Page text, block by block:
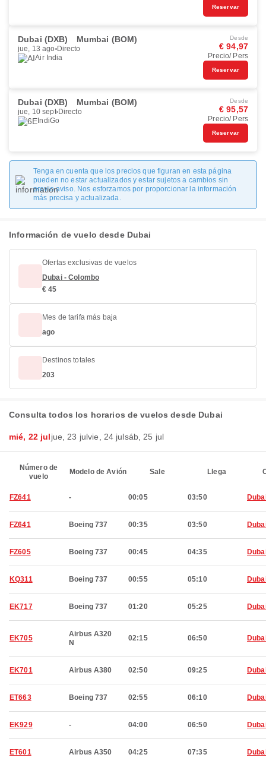
Reservar
Dubai (DXB) Mumbai (BOM)
jue, 13 ago Directo
Air India
Desde
€ 94,97
Precio/ Pers
Reservar
Dubai (DXB) Mumbai (BOM)
jue, 10 sept Directo
IndiGo
Desde
€ 95,57
Precio/ Pers
Reservar
Tenga en cuenta que los precios que figuran en esta página
pueden no estar actualizados y estar sujetos a cambios sin
previo aviso. Nos esforzamos por proporcionar la información
más precisa y actualizada.
Información de vuelo desde Dubai
Ofertas exclusivas de vuelos
Dubai - Colombo
€ 45
Mes de tarifa más baja
ago
Destinos totales
203
Consulta todos los horarios de vuelos desde Dubai
mié, 22 juljue, 23 julvie, 24 julsáb, 25 jul
Número de
vuelo
Modelo de Avión Sale Llega
FZ641 - 00:05 03:50
FZ641 Boeing 737 00:35 03:50
FZ605 Boeing 737 00:45 04:35
KQ311 Boeing 737 00:55 05:10
EK717 Boeing 737 01:20 05:25
EK705
Airbus A320
N
02:15 06:50
EK701 Airbus A380 02:50 09:25
ET663 Boeing 737 02:55 06:10
EK929 - 04:00 06:50
ET601 Airbus A350 04:25 07:35